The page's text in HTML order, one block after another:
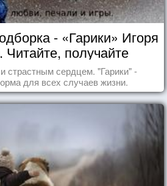
- «Гарики» Игоря
Читайте, получайте
страстным сердцем. "Гарики" -
для всех случаев жизни.